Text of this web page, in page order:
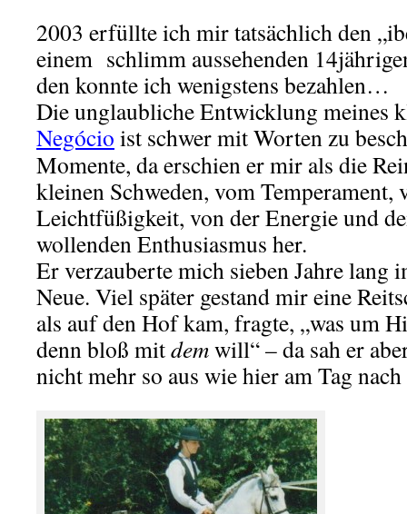
2003 erfüllte ich mir tatsächlich den
einem schlimm aussehenden
den konnte ich wenigstens bezahlen…
Die unglaubliche Entwicklung meines
Negócio ist schwer mit Worten zu
Momente, da erschien er mir als die
kleinen Schweden, vom Temperament,
Leichtfüßigkeit, von der Energie und
wollenden Enthusiasmus her.
Er verzauberte mich sieben Jahre lang
Neue. Viel später gestand mir eine
als auf den Hof kam, fragte, „was um
denn bloß mitdemwill“ – da sah er
nicht mehr so aus wie hier am Tag